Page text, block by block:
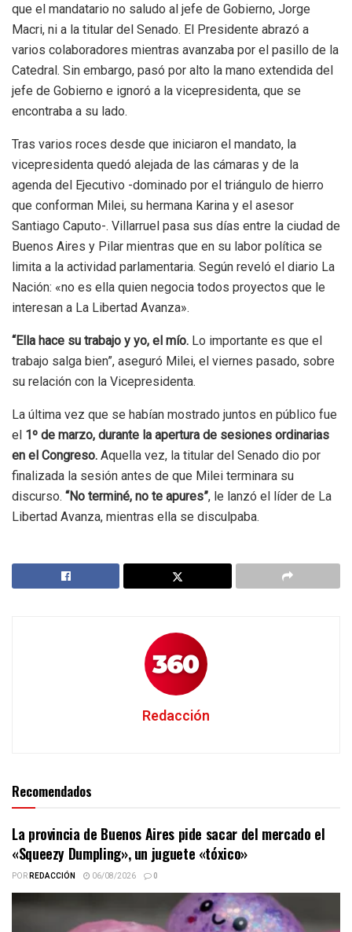
que el mandatario no saludo al jefe de Gobierno, Jorge
Macri, ni a la titular del Senado. El Presidente abrazó a
varios colaboradores mientras avanzaba por el pasillo de la
Catedral. Sin embargo, pasó por alto la mano extendida del
jefe de Gobierno e ignoró a la vicepresidenta, que se
encontraba a su lado.
Tras varios roces desde que iniciaron el mandato, la
vicepresidenta quedó alejada de las cámaras y de la
agenda del Ejecutivo -dominado por el triángulo de hierro
que conforman Milei, su hermana Karina y el asesor
Santiago Caputo-. Villarruel pasa sus días entre la ciudad de
Buenos Aires y Pilar mientras que en su labor política se
limita a la actividad parlamentaria. Según reveló el diario La
Nación: «no es ella quien negocia todos proyectos que le
interesan a La Libertad Avanza».
“Ella hace su trabajo y yo, el mío. Lo importante es que el
trabajo salga bien”, aseguró Milei, el viernes pasado, sobre
su relación con la Vicepresidenta.
La última vez que se habían mostrado juntos en público fue
el 1º de marzo, durante la apertura de sesiones ordinarias
en el Congreso. Aquella vez, la titular del Senado dio por
finalizada la sesión antes de que Milei terminara su
discurso. “No terminé, no te apures”, le lanzó el líder de La
Libertad Avanza, mientras ella se disculpaba.
Redacción
Recomendados
La provincia de Buenos Aires pide sacar del mercado el
«Squeezy Dumpling», un juguete «tóxico»
PORREDACCIÓN 06/08/2026 0